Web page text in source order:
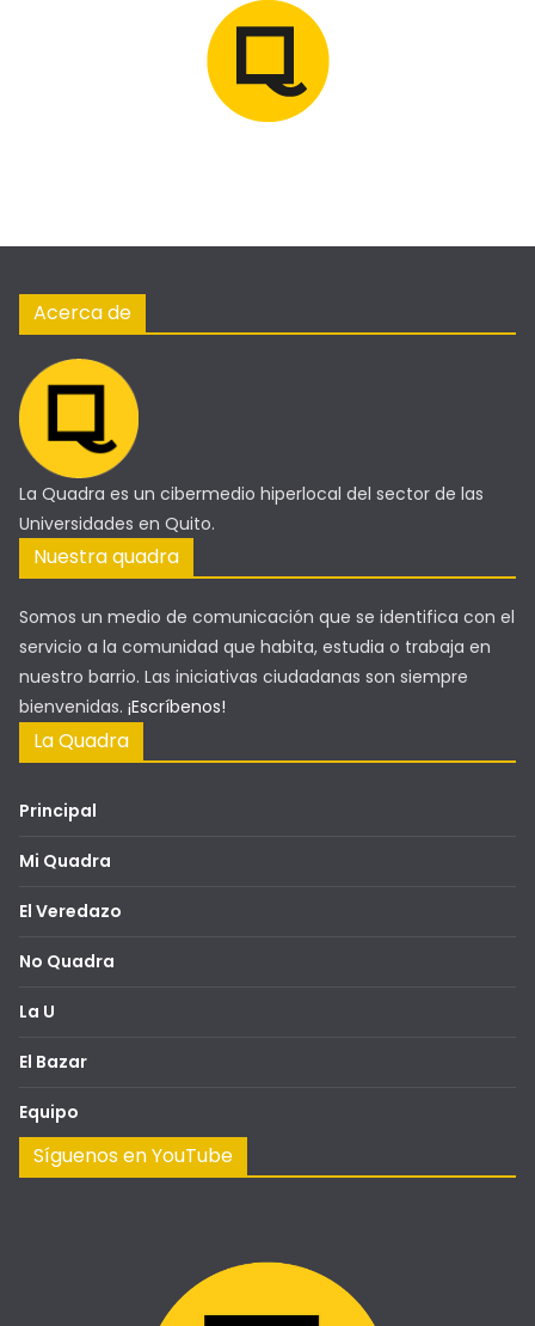
Acerca de
La Quadra es un cibermedio hiperlocal del sector de las
Universidades en Quito.
Nuestra quadra
Somos un medio de comunicación que se identifica con el
servicio a la comunidad que habita, estudia o trabaja en
nuestro barrio. Las iniciativas ciudadanas son siempre
bienvenidas. ¡Escríbenos!
La Quadra
Principal
Mi Quadra
El Veredazo
No Quadra
La U
El Bazar
Equipo
Síguenos en YouTube